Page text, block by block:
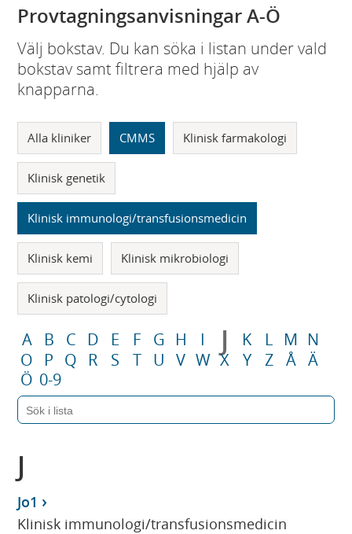
Provtagningsanvisningar A-Ö
Välj bokstav. Du kan söka i listan under vald
bokstav samt filtrera med hjälp av
knapparna.
Alla kliniker CMMS Klinisk farmakologi
Klinisk genetik
Klinisk immunologi/transfusionsmedicin
Klinisk kemi Klinisk mikrobiologi
Klinisk patologi/cytologi
A B C D E F G H I J K L M N
O
P Q R S T U V W X Y Z Å Ä
Ö 0-9
J
Jo1
Klinisk immunologi/transfusionsmedicin